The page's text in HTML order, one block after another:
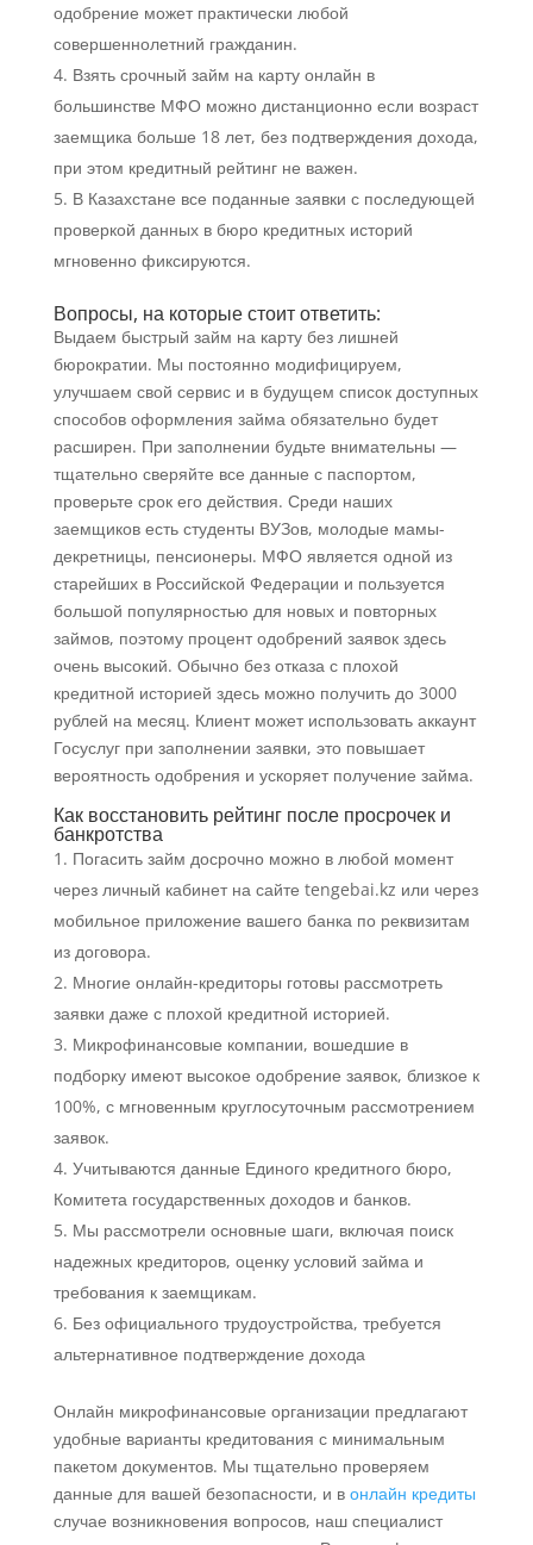
одобрение может практически любой
совершеннолетний гражданин.
Взять срочный займ на карту онлайн в
большинстве МФО можно дистанционно если возраст
заемщика больше 18 лет, без подтверждения дохода,
при этом кредитный рейтинг не важен.
В Казахстане все поданные заявки с последующей
проверкой данных в бюро кредитных историй
мгновенно фиксируются.
Вопросы, на которые стоит ответить:
Выдаем быстрый займ на карту без лишней
бюрократии. Мы постоянно модифицируем,
улучшаем свой сервис и в будущем список доступных
способов оформления займа обязательно будет
расширен. При заполнении будьте внимательны —
тщательно сверяйте все данные с паспортом,
проверьте срок его действия. Среди наших
заемщиков есть студенты ВУЗов, молодые мамы-
декретницы, пенсионеры. МФО является одной из
старейших в Российской Федерации и пользуется
большой популярностью для новых и повторных
займов, поэтому процент одобрений заявок здесь
очень высокий. Обычно без отказа с плохой
кредитной историей здесь можно получить до 3000
рублей на месяц. Клиент может использовать аккаунт
Госуслуг при заполнении заявки, это повышает
вероятность одобрения и ускоряет получение займа.
Как восстановить рейтинг после просрочек и
банкротства
Погасить займ досрочно можно в любой момент
через личный кабинет на сайте tengebai.kz или через
мобильное приложение вашего банка по реквизитам
из договора.
Многие онлайн-кредиторы готовы рассмотреть
заявки даже с плохой кредитной историей.
Микрофинансовые компании, вошедшие в
подборку имеют высокое одобрение заявок, близкое к
100%, с мгновенным круглосуточным рассмотрением
заявок.
Учитываются данные Единого кредитного бюро,
Комитета государственных доходов и банков.
Мы рассмотрели основные шаги, включая поиск
надежных кредиторов, оценку условий займа и
требования к заемщикам.
Без официального трудоустройства, требуется
альтернативное подтверждение дохода
Онлайн микрофинансовые организации предлагают
удобные варианты кредитования с минимальным
пакетом документов. Мы тщательно проверяем
данные для вашей безопасности, и в онлайн кредиты
случае возникновения вопросов, наш специалист